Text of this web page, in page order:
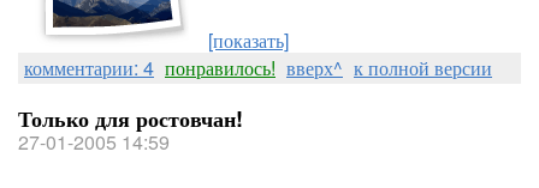
[показать]
комментарии: 4 понравилось! вверх^ к полной версии
Только для ростовчан!
27-01-2005 14:59